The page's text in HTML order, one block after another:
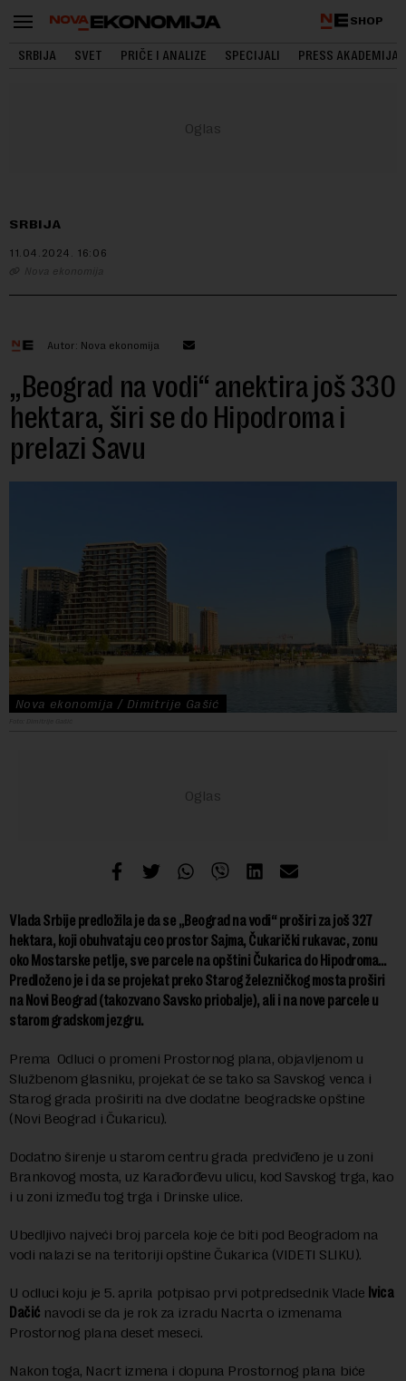
SHOP
SRBIJA SVET PRIČE I ANALIZE SPECIJALI PRESS AKADEMIJA
SRBIJA
11.04.2024. 16:06
Nova ekonomija
Autor: Nova ekonomija
„Beograd na vodi“ anektira još 330
hektara, širi se do Hipodroma i
prelazi Savu
Nova ekonomija / Dimitrije Gašić
Vlada Srbije predložila je da se „Beograd na vodi“ proširi za još 327
hektara, koji obuhvataju ceo prostor Sajma, Čukarički rukavac, zonu
oko Mostarske petlje, sve parcele na opštini Čukarica do Hipodroma…
Predloženo je i da se projekat preko Starog železničkog mosta proširi
na Novi Beograd (takozvano Savsko priobalje), ali i na nove parcele u
starom gradskom jezgru.
Prema Odluci o promeni Prostornog plana, objavljenom u
Službenom glasniku, projekat će se tako sa Savskog venca i
Starog grada proširiti na dve dodatne beogradske opštine
(Novi Beograd i Čukaricu).
Dodatno širenje u starom centru grada predviđeno je u zoni
Brankovog mosta, uz Karađorđevu ulicu, kod Savskog trga, kao
i u zoni između tog trga i Drinske ulice.
Ubedljivo najveći broj parcela koje će biti pod Beogradom na
vodi nalazi se na teritoriji opštine Čukarica (VIDETI SLIKU).
U odluci koju je 5. aprila potpisao prvi potpredsednik Vlade Ivica
Dačić navodi se da je rok za izradu Nacrta o izmenama
Prostornog plana deset meseci.
Nakon toga, Nacrt izmena i dopuna Prostornog plana biće